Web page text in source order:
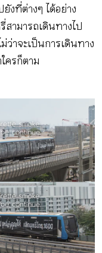
งที่ต่างๆ ได้อย่าง
สามารถเดินทางไป
ว่าจะเป็นการเดินทาง
ครก็ตาม